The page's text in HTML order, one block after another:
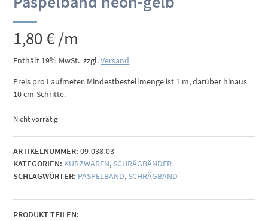
1,80€/m
Enthält 19% MwSt. zzgl.Versand
Preis pro Laufmeter. Mindestbestellmenge ist 1 m, darüber hinaus
10 cm-Schritte.
Nicht vorrätig
ARTIKELNUMMER: 09-038-03
KATEGORIEN: KURZWAREN, SCHRÄGBÄNDER
SCHLAGWÖRTER: PASPELBAND, SCHRÄGBAND
PRODUKT TEILEN: